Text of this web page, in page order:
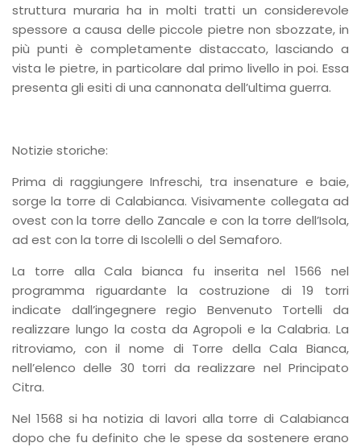
struttura muraria ha in molti tratti un considerevole
spessore a causa delle piccole pietre non sbozzate, in
più punti è completamente distaccato, lasciando a
vista le pietre, in particolare dal primo livello in poi. Essa
presenta gli esiti di una cannonata dell’ultima guerra.
Notizie storiche:
Prima di raggiungere Infreschi, tra insenature e baie,
sorge la torre di Calabianca. Visivamente collegata ad
ovest con la torre dello Zancale e con la torre dell’Isola,
ad est con la torre di Iscolelli o del Semaforo.
La torre alla Cala bianca fu inserita nel 1566 nel
programma riguardante la costruzione di 19 torri
indicate dall’ingegnere regio Benvenuto Tortelli da
realizzare lungo la costa da Agropoli e la Calabria. La
ritroviamo, con il nome di Torre della Cala Bianca,
nell’elenco delle 30 torri da realizzare nel Principato
Citra.
Nel 1568 si ha notizia di lavori alla torre di Calabianca
dopo che fu definito che le spese da sostenere erano